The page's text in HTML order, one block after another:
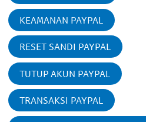
KEAMANAN PAYPAL
RESET SANDI PAYPAL
TUTUP AKUN PAYPAL
TRANSAKSI PAYPAL